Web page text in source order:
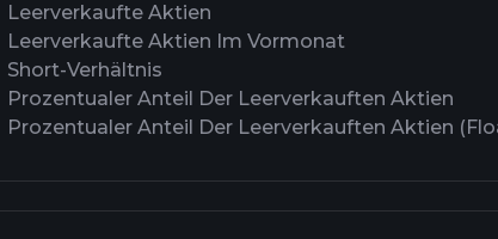
Leerverkaufte Aktien
Leerverkaufte Aktien Im Vormonat
Short-Verhältnis
Prozentualer Anteil Der Leerverkauften Aktien
Prozentualer Anteil Der Leerverkauften Aktien